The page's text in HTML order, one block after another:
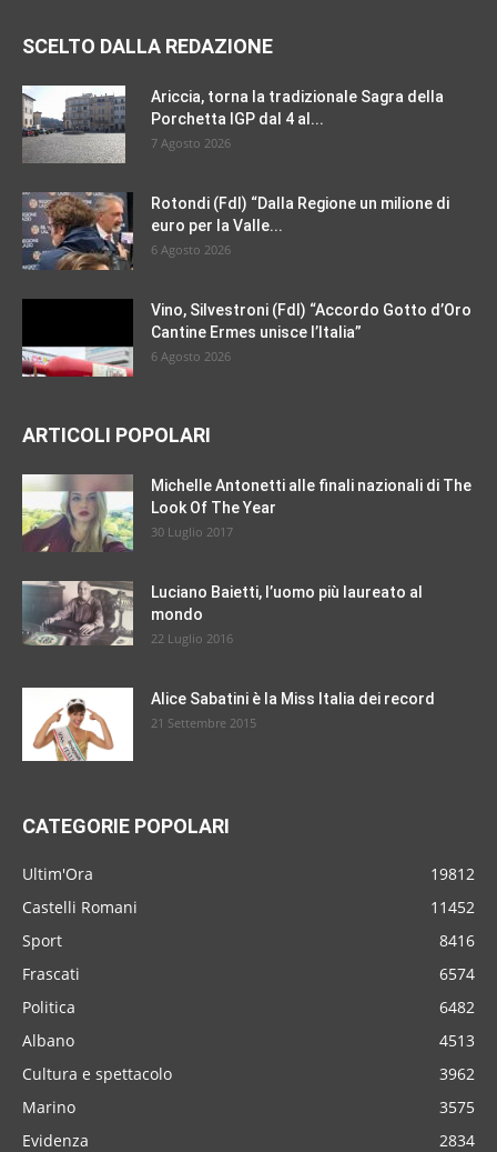
SCELTO DALLA REDAZIONE
Ariccia, torna la tradizionale Sagra della
Porchetta IGP dal 4 al...
7 Agosto 2026
Rotondi (FdI) “Dalla Regione un milione di
euro per la Valle...
6 Agosto 2026
Vino, Silvestroni (FdI) “Accordo Gotto d’Oro
Cantine Ermes unisce l’Italia”
6 Agosto 2026
ARTICOLI POPOLARI
Michelle Antonetti alle finali nazionali di The
Look Of The Year
30 Luglio 2017
Luciano Baietti, l’uomo più laureato al
mondo
22 Luglio 2016
Alice Sabatini è la Miss Italia dei record
21 Settembre 2015
CATEGORIE POPOLARI
Ultim'Ora
19812
Castelli Romani
11452
Sport
8416
Frascati
6574
Politica
6482
Albano
4513
Cultura e spettacolo
3962
Marino
3575
Evidenza
2834